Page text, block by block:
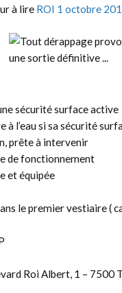
à lire ROI 1 octobre
sécurité surface active
à l’eau si sa sécurité
prête à intervenir
de fonctionnement
et équipée
le premier vestiaire (
Roi Albert, 1 – 7500